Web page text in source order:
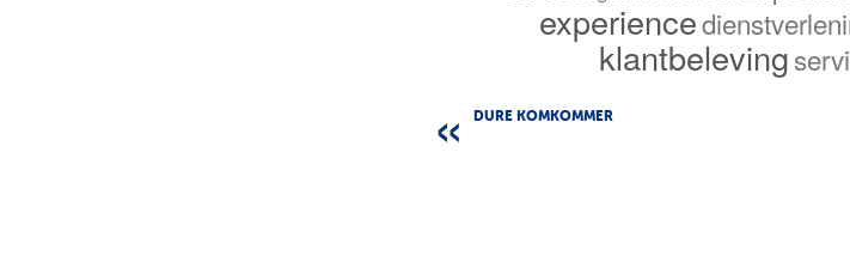
experience
klantbeleving
DURE KOMKOMMER